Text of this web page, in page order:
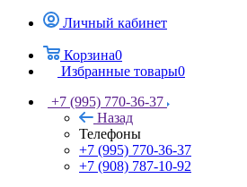
Личный кабинет
Корзина0
Избранные товары0
+7 (995) 770-36-37
Назад
Телефоны
+7 (995) 770-36-37
+7 (908) 787-10-92